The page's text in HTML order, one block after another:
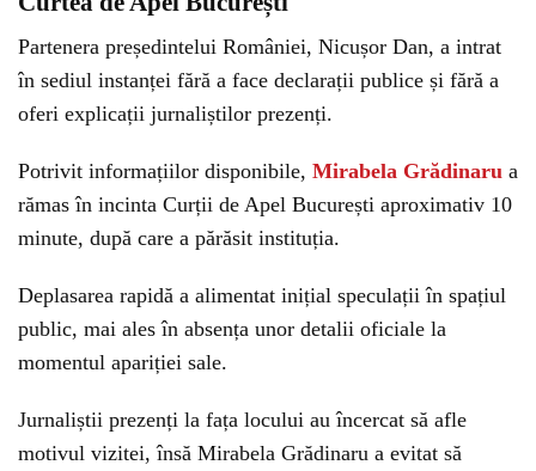
Partenera președintelui României, Nicușor Dan, a intrat
în sediul instanței fără a face declarații publice și fără a
oferi explicații jurnaliștilor prezenți.
Potrivit informațiilor disponibile, Mirabela Grădinaru a
rămas în incinta Curții de Apel București aproximativ 10
minute, după care a părăsit instituția.
Deplasarea rapidă a alimentat inițial speculații în spațiul
public, mai ales în absența unor detalii oficiale la
momentul apariției sale.
Jurnaliștii prezenți la fața locului au încercat să afle
motivul vizitei, însă Mirabela Grădinaru a evitat să